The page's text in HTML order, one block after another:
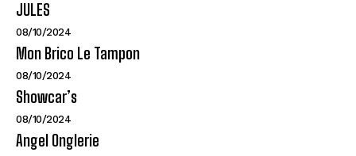
JULES
08/10/2024
Mon Brico Le Tampon
08/10/2024
Showcar’s
08/10/2024
Angel Onglerie